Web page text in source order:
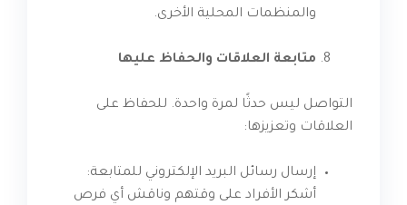
والمنظمات المحلية الأخرى.
متابعة العلاقات والحفاظ عليها
التواصل ليس حدثًا لمرة واحدة. للحفاظ على
العلاقات وتعزيزها:
إرسال رسائل البريد الإلكتروني للمتابعة:
أشكر الأفراد على وقتهم وناقش أي فرص